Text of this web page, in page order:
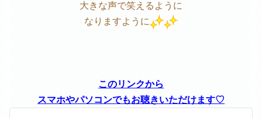
大きな声で笑えるように
なりますように
このリンクから
スマホやパソコンでもお聴きいただけます♡